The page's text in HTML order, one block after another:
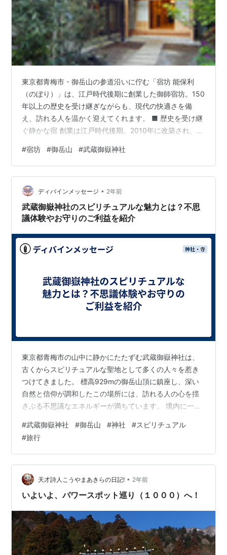
東京都青梅市・御岳山の参道沿いに佇む「宿坊 能保利
（のぼり）」は、江戸時代後期に創業した御師宿坊。150
年以上の歴史を受け継ぎながらも、現代の快適さを備
え、訪れる人を温かく迎えてくれます。 ■ 歴史を受け継
ぐ静かな宿 創業は江戸時代後期。2010年に改築され、伝
山の自然と信仰に守られた特別な環境が魅力です。 ■ 和
の趣ある客室と安らぎの風呂 客室は全8室の和室。新館
には洗面所・トイレ付きの部屋もあり、ゆったりと過ご
せます。内風呂は男女別に設けられ、窓の外には緑が広
がり、まるで森林浴をしているかのような癒しの時間が
流れます。 ■ 山の幸を活かした…
#宿坊 #御岳山 #武蔵御嶽神社
ディバインメッセージ • 2年前
武蔵御嶽神社のスピリチュアルな魅力とは？不思
議体験やお守りのご利益を紹介
東京都青梅市の山中に静かにたたずむ武蔵御嶽神社は、
古くからスピリチュアルな聖地として多くの人々を惹き
つけてきました。 標高929mの御岳山頂に鎮座し、深い
自然と信仰が調和したこの場所には、訪れる人の心を揺
さぶる不思議なエネルギーが満ちています。 境内に一歩
感に包まれ、魂が浄化されるような感覚を覚える人も少
なくありません。 恋愛や厄除け、浄化、龍神のご加護、
憑き物落としなどさまざまなスピリチュアルな体験やご
利益を求めて、多くの参拝者が足を運んでいます。 この
記事では、武蔵御嶽神社が持つスピリチュアルな魅力や
実際の体験談、お守り・護符の意味、神秘現…
#武蔵御嶽神社 #御岳山 #神社 #スピリチュアル
#旅行
天才詩人こうやまあきらの日記! • 2年前
いよいよ、パワースポット巡り（１０００）へ！